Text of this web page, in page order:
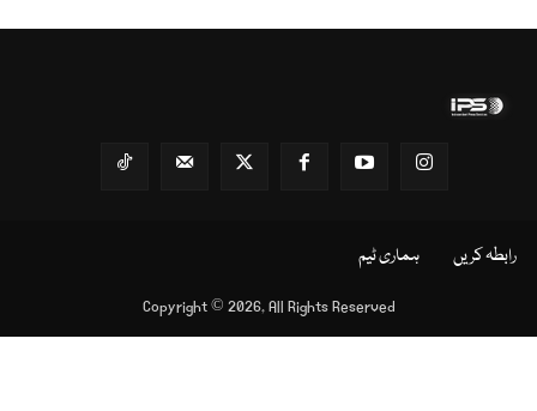
Copyright © 2026, All Rights Reserved
رابطہ کریں ہماری ٹیم